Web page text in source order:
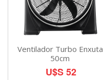
Ventilador Turbo Enxuta
50cm
U$S 52